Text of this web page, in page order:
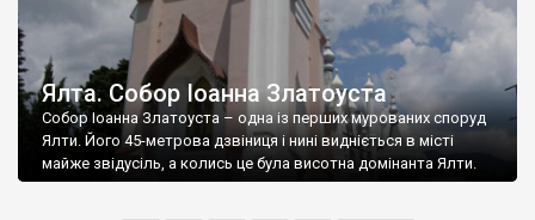
Ялта. Собор Іоанна Златоуста
Собор Іоанна Златоуста – одна із перших мурованих споруд
Ялти. Його 45-метрова дзвіниця і нині видніється в місті
майже звідусіль, а колись це була висотна домінанта Ялти.